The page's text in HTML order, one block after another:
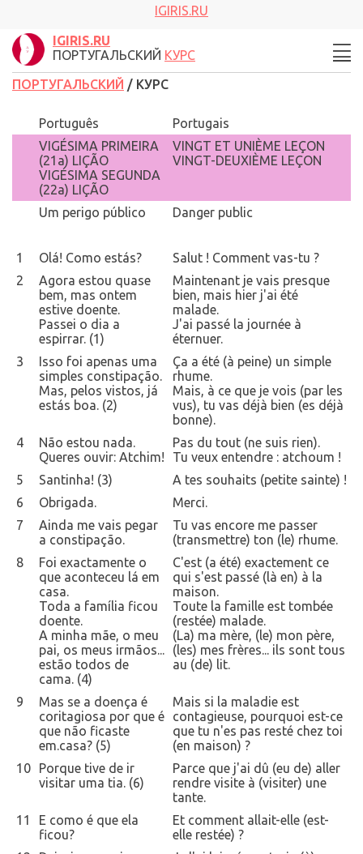
IGIRIS.RU
IGIRIS.RU
ПОРТУГАЛЬСКИЙ КУРС
ПОРТУГАЛЬСКИЙ / КУРС
Português
Portugais
VIGÉSIMA PRIMEIRA
(21a) LIÇÃO
VIGÉSIMA SEGUNDA
(22a) LIÇÃO
VINGT ET UNIÈME LEÇON
VINGT-DEUXIÈME LEÇON
Um perigo público Danger public
1 Olá! Como estás?
Salut ! Comment vas-tu ?
2
Agora estou quase
bem, mas ontem
estive doente.
Passei o dia a
espirrar. (1)
Maintenant je vais presque
bien, mais hier j'ai été
malade.
J'ai passé la journée à
éternuer.
3
Isso foi apenas uma
simples constipação.
Mas, pelos vistos, já
estás boa. (2)
Ça a été (à peine) un simple
rhume.
Mais, à ce que je vois (par les
vus), tu vas déjà bien (es déjà
bonne).
4
Não estou nada.
Queres ouvir: Atchim!
Pas du tout (ne suis rien).
Tu veux entendre : atchoum !
5
Santinha! (3)
A tes souhaits (petite sainte) !
6
Obrigada.
Merci.
7
Ainda me vais pegar
a constipação.
Tu vas encore me passer
(transmettre) ton (le) rhume.
8
Foi exactamente o
que aconteceu lá em
casa.
Toda a família ficou
doente.
A minha mãe, o meu
pai, os meus irmãos...
estão todos de
cama. (4)
C'est (a été) exactement ce
qui s'est passé (là en) à la
maison.
Toute la famille est tombée
(restée) malade.
(La) ma mère, (le) mon père,
(les) mes frères... ils sont tous
au (de) lit.
9
Mas se a doença é
coritagiosa por que é
que não ficaste
em.casa? (5)
Mais si la maladie est
contagieuse, pourquoi est-ce
que tu n'es pas resté chez toi
(en maison) ?
10
Porque tive de ir
visitar uma tia. (6)
Parce que j'ai dû (eu de) aller
rendre visite à (visiter) une
tante.
11
E como é que ela
ficou?
Et comment allait-elle (est-
elle restée) ?